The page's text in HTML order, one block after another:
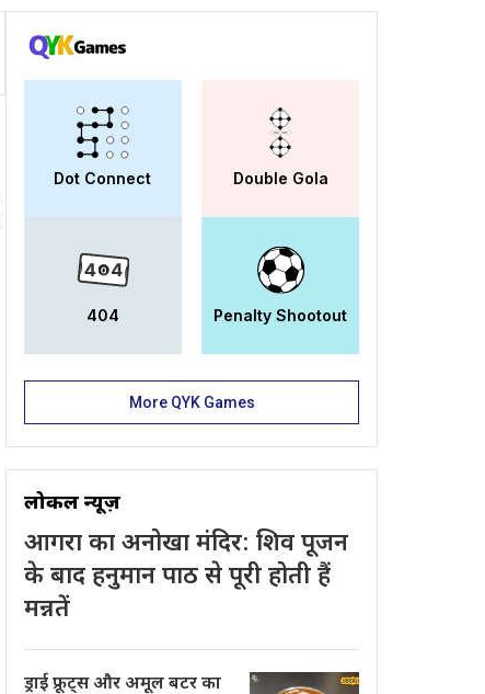
Dot Connect Double Gola
404 Penalty Shootout
More QYK Games
लोकल न्यूज़
आगरा का अनोखा मंदिर: शिव पूजन
के बाद हनुमान पाठ से पूरी होती हैं
मन्नतें
ड्राई फ्रूट्स और अमूल बटर का